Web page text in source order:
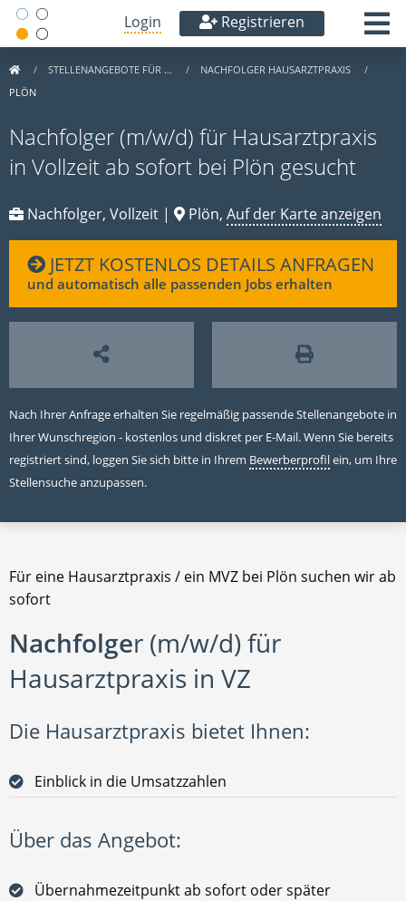
Login Registrieren
STELLENANGEBOTE FÜR …
NACHFOLGER HAUSARZTPRAXIS
PLÖN
Nachfolger (m/w/d) für Hausarztpraxis
in Vollzeit ab sofort bei Plön gesucht
Nachfolger, Vollzeit | Plön, Auf der Karte anzeigen
JETZT KOSTENLOS DETAILS ANFRAGEN
und automatisch alle passenden Jobs erhalten
Nach Ihrer Anfrage erhalten Sie regelmäßig passende Stellenangebote in
Ihrer Wunschregion - kostenlos und diskret per E-Mail. Wenn Sie bereits
registriert sind, loggen Sie sich bitte in Ihrem Bewerberprofilein, um Ihre
Stellensuche anzupassen.
Für eine Hausarztpraxis / ein MVZ bei Plön suchen wir ab
sofort
Nachfolger (m/w/d) für
Hausarztpraxis in VZ
Die Hausarztpraxis bietet Ihnen:
Einblick in die Umsatzzahlen
Über das Angebot:
Übernahmezeitpunkt ab sofort oder später